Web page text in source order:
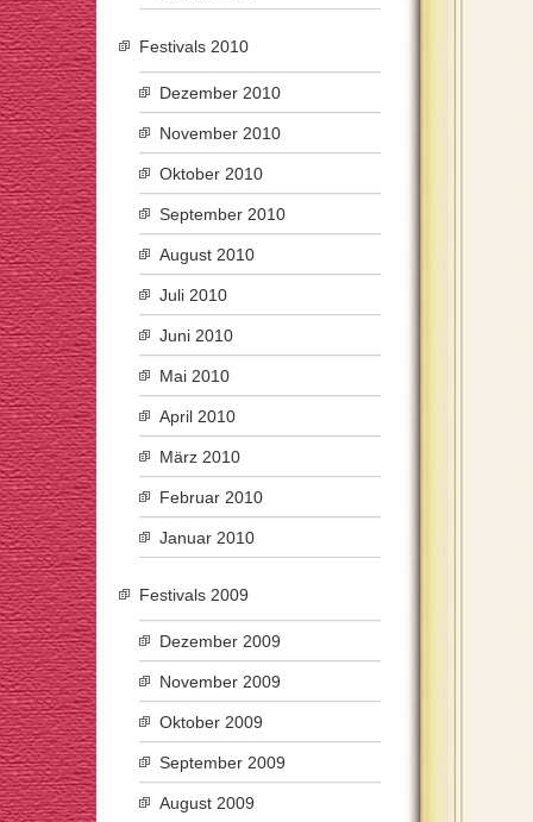
Festivals 2010
Dezember 2010
November 2010
Oktober 2010
September 2010
August 2010
Juli 2010
Juni 2010
Mai 2010
April 2010
März 2010
Februar 2010
Januar 2010
Festivals 2009
Dezember 2009
November 2009
Oktober 2009
September 2009
August 2009